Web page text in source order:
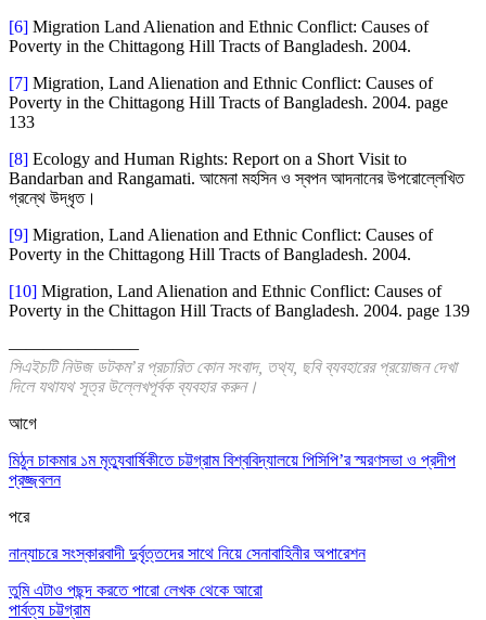
[6] Migration Land Alienation and Ethnic Conflict: Causes of
Poverty in the Chittagong Hill Tracts of Bangladesh. 2004.
[7] Migration, Land Alienation and Ethnic Conflict: Causes of
Poverty in the Chittagong Hill Tracts of Bangladesh. 2004. page
133
[8] Ecology and Human Rights: Report on a Short Visit to
Bandarban and Rangamati. আমেনা মহসিন ও স্বপন আদনানের উপরোল্লেখিত
গ্রন্থে উদ্ধৃত।
[9] Migration, Land Alienation and Ethnic Conflict: Causes of
Poverty in the Chittagong Hill Tracts of Bangladesh. 2004.
[10] Migration, Land Alienation and Ethnic Conflict: Causes of
Poverty in the Chittagon Hill Tracts of Bangladesh. 2004. page 139
———————–
সিএইচটি নিউজ ডটকম’র প্রচারিত কোন সংবাদ, তথ্য, ছবি ব্যবহারের প্রয়োজন দেখা
দিলে যথাযথ সূত্র উল্লেখপূর্বক ব্যবহার করুন।
আগে
মিঠুন চাকমার ১ম মৃত্যুবার্ষিকীতে চট্টগ্রাম বিশ্ববিদ্যালয়ে পিসিপি’র স্মরণসভা ও প্রদীপ
প্রজ্জ্বলন
পরে
নান্যাচরে সংস্কারবাদী দুর্বৃত্তদের সাথে নিয়ে সেনাবাহিনীর অপারেশন
তুমি এটাও পছন্দ করতে পারো লেখক থেকে আরো
পার্বত্য চট্টগ্রাম